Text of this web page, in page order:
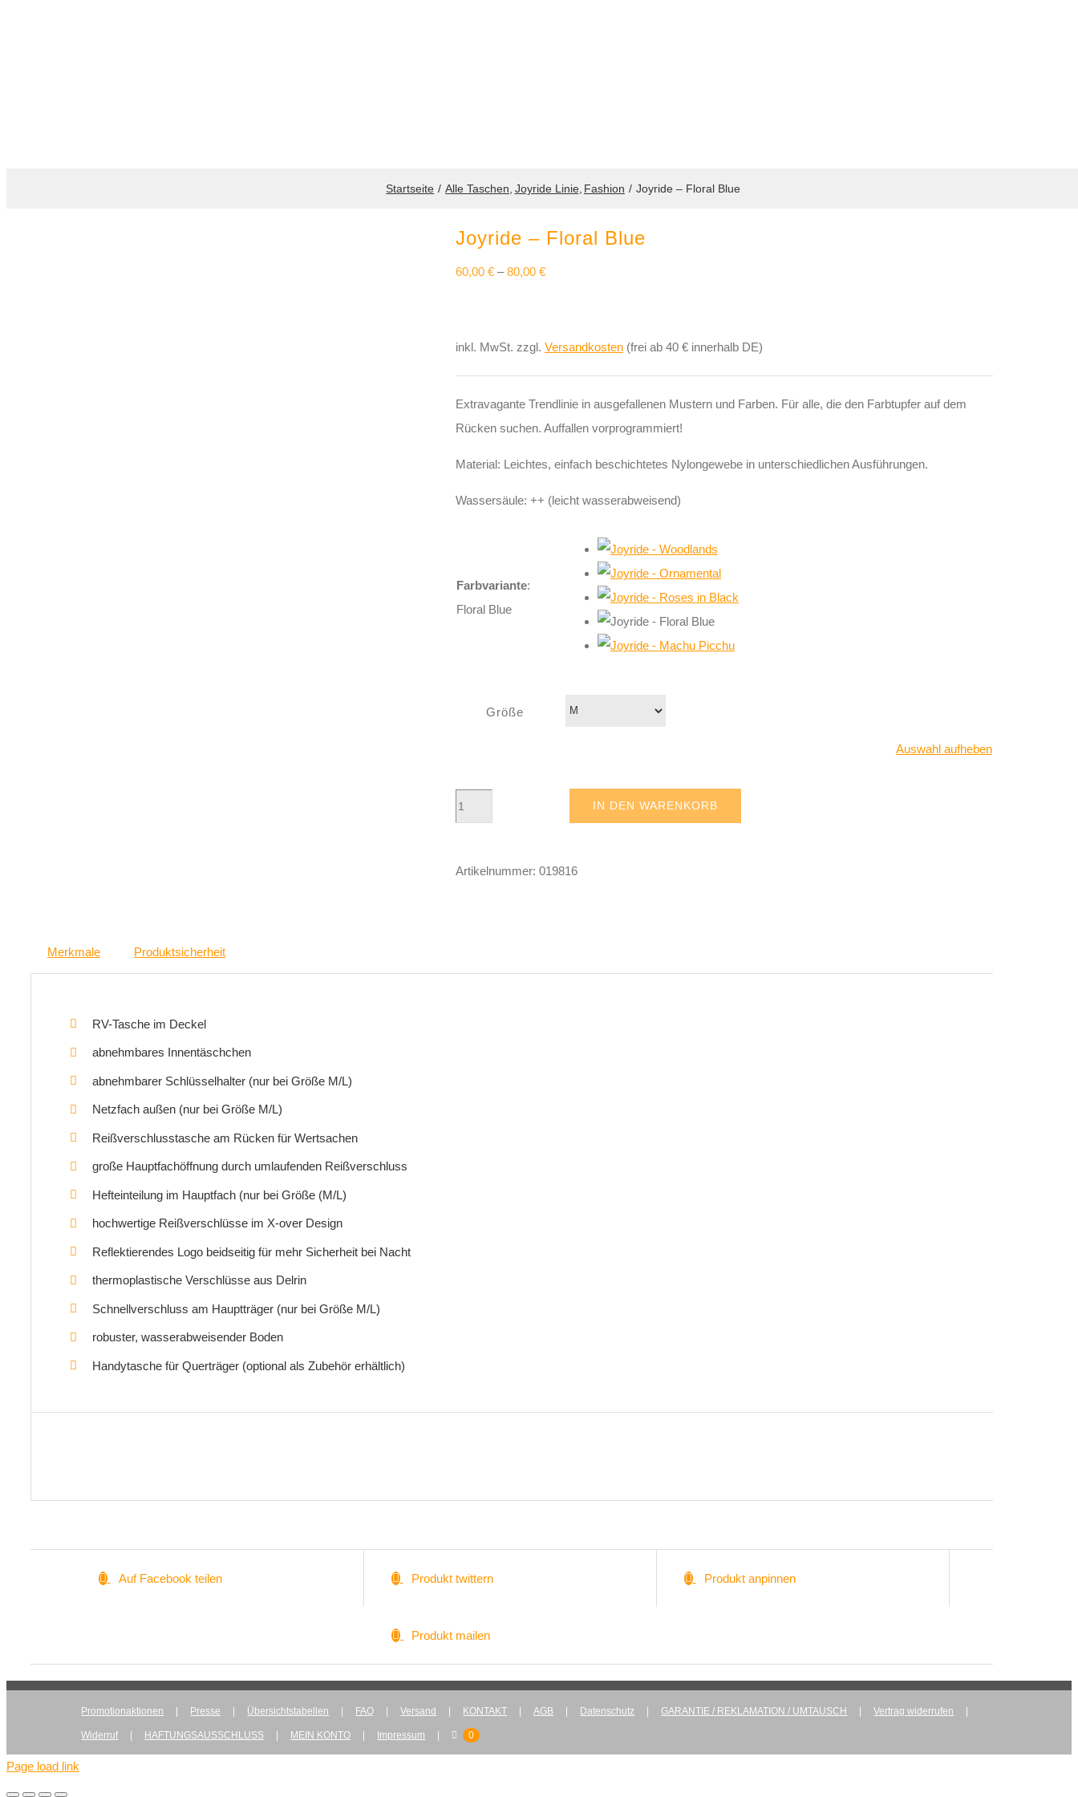
Startseite Alle Taschen Joyride Linie Fashion Joyride – Floral Blue
Joyride – Floral Blue
60,00 € –80,00 €
inkl. MwSt. zzgl. Versandkosten (frei ab 40 € innerhalb DE)
Extravagante Trendlinie in ausgefallenen Mustern und Farben. Für alle, die den Farbtupfer auf dem
Rücken suchen. Auffallen vorprogrammiert!
Material: Leichtes, einfach beschichtetes Nylongewebe in unterschiedlichen Ausführungen.
Wassersäule: ++ (leicht wasserabweisend)
Farbvariante:
Floral Blue
Größe
Auswahl aufheben
Joyride
-
Blue
IN DEN WARENKORB
Artikelnummer: 019816
Merkmale Produktsicherheit
RV-Tasche im Deckel
abnehmbares Innentäschchen
abnehmbarer Schlüsselhalter (nur bei Größe M/L)
Netzfach außen (nur bei Größe M/L)
Reißverschlusstasche am Rücken für Wertsachen
große Hauptfachöffnung durch umlaufenden Reißverschluss
Hefteinteilung im Hauptfach (nur bei Größe (M/L)
hochwertige Reißverschlüsse im X-over Design
Reflektierendes Logo beidseitig für mehr Sicherheit bei Nacht
thermoplastische Verschlüsse aus Delrin
Schnellverschluss am Hauptträger (nur bei Größe M/L)
robuster, wasserabweisender Boden
Handytasche für Querträger (optional als Zubehör erhältlich)
Auf Facebook teilen Produkt twittern Produkt anpinnen
Produkt mailen
Promotionaktionen Presse Übersichtstabellen FAQ Versand KONTAKT AGB Datenschutz GARANTIE / REKLAMATION / UMTAUSCH Vertrag widerrufen
Widerruf HAFTUNGSAUSSCHLUSS MEIN KONTO Impressum 0
Page load link